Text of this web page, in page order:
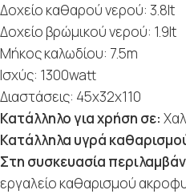
Δοχείο καθαρού νερού: 3.8lt
Δοχείο βρώμικού νερού: 1.9lt
Μήκος καλωδίου: 7.5m
Ισχύς: 1300watt
Διαστάσεις: 45x32x110
Κατάλληλο για χρήση σε:
Κατάλληλα υγρά
Στη συσκευασία
εργαλείο καθαρισμού